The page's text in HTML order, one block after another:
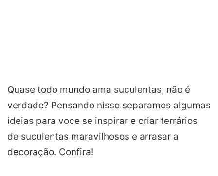
Quase todo mundo ama suculentas, não é
verdade? Pensando nisso separamos algumas
ideias para voce se inspirar e criar terrários
de suculentas maravilhosos e arrasar a
decoração. Confira!